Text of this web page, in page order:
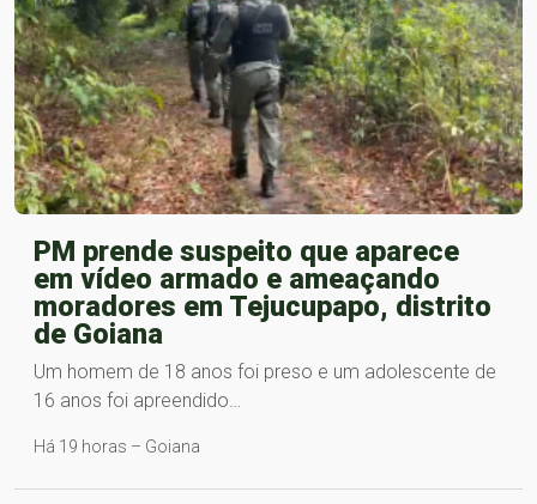
PM prende suspeito que aparece
em vídeo armado e ameaçando
moradores em Tejucupapo, distrito
de Goiana
Um homem de 18 anos foi preso e um adolescente de
16 anos foi apreendido…
Há 19 horas – Goiana